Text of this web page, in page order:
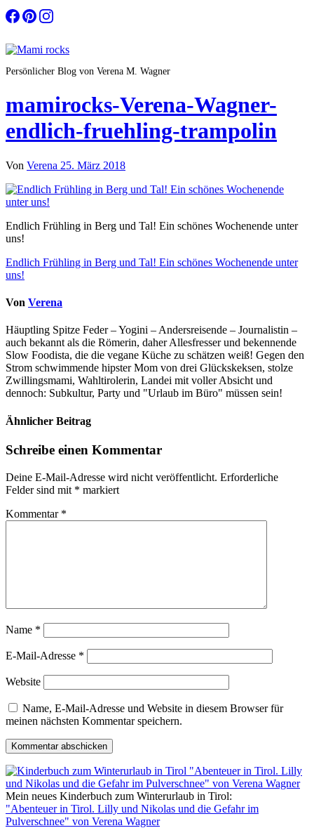
Zum
Inhalt
Persönlicher Blog von Verena M. Wagner
mamirocks-Verena-Wagner-
endlich-fruehling-trampolin
Von Verena 25. März 2018
Endlich Frühling in Berg und Tal! Ein schönes Wochenende unter
uns!
Beitragsnavigation
Endlich Frühling in Berg und Tal! Ein schönes Wochenende unter
uns!
Von Verena
Häuptling Spitze Feder – Yogini – Andersreisende – Journalistin –
auch bekannt als die Römerin, daher Allesfresser und bekennende
Slow Foodista, die die vegane Küche zu schätzen weiß! Gegen den
Strom schwimmende hipster Mom von drei Glückskeksen, stolze
Zwillingsmami, Wahltirolerin, Landei mit voller Absicht und
dennoch: Subkultur, Party und "Urlaub im Büro" müssen sein!
Ähnlicher Beitrag
Schreibe einen Kommentar
Deine E-Mail-Adresse wird nicht veröffentlicht. Erforderliche
Felder sind mit * markiert
Kommentar *
Name *
E-Mail-Adresse *
Website
Name, E-Mail-Adresse und Website in diesem Browser für
meinen nächsten Kommentar speichern.
Mein neues Kinderbuch zum Winterurlaub in Tirol:
"Abenteuer in Tirol. Lilly und Nikolas und die Gefahr im
Pulverschnee" von Verena Wagner